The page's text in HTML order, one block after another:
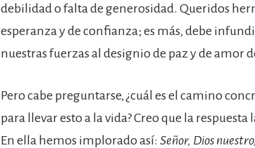
debilidad o falta de generosidad. Queridos
esperanza y de confianza; es más, debe
nuestras fuerzas al designio de paz y de amor
Pero cabe preguntarse, ¿cuál es el camino
para llevar esto a la vida? Creo que la
En ella hemos implorado así: Señor, Dios